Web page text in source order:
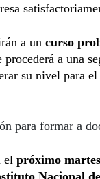
a un curso
a una
su nivel para el
para formar a
el próximo martes
Nacional